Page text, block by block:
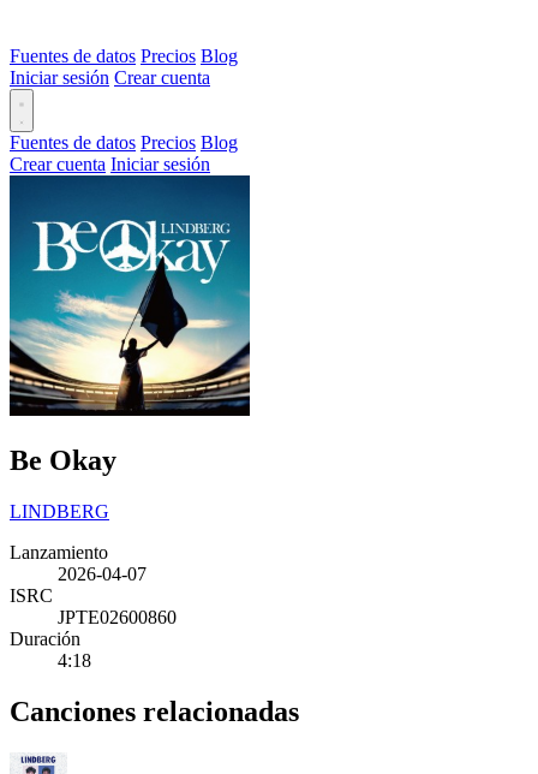
Fuentes de datos Precios Blog
Iniciar sesión Crear cuenta
Fuentes de datos Precios Blog
Crear cuenta Iniciar sesión
Be Okay
LINDBERG
Lanzamiento
2026-04-07
ISRC
JPTE02600860
Duración
4:18
Canciones relacionadas